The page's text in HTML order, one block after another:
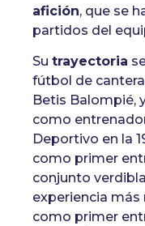
afición, que se
partidos del
Su trayectoria
fútbol de
Betis Balompié,
como
Deportivo en la
como primer
conjunto
experiencia más
como primer